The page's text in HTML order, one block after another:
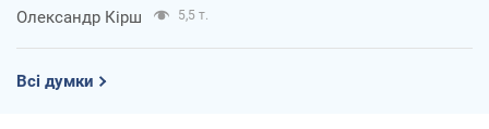
Олександр Кірш 5,5 т.
Всі думки